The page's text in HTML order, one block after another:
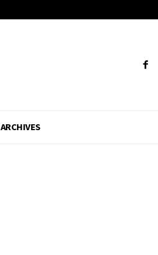
ARCHIVES